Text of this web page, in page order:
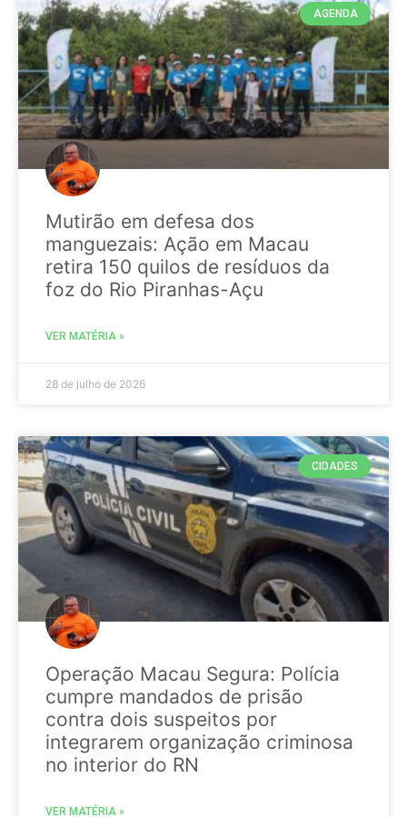
AGENDA
Mutirão em defesa dos
manguezais: Ação em Macau
retira 150 quilos de resíduos da
foz do Rio Piranhas-Açu
VER MATÉRIA »
28 de julho de 2026
CIDADES
Operação Macau Segura: Polícia
cumpre mandados de prisão
contra dois suspeitos por
integrarem organização criminosa
no interior do RN
VER MATÉRIA »